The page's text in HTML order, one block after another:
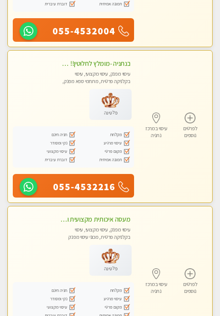
תמונה אמיתית
דוברת עיברית
055-4532004
לפרטים
נוספים
עיסוי במרכז
נתניה
בנתניה -מומלץ לחלוטין!! כל סוגי העיסויים מעסה מקצועית ואיכותית פרטי!!!
עיסוי מפנק, עיסוי מקצועי, עיסוי
בקלניקה פרטית, מתחמי ספא מפנק,
פלטינה
מקלחת
חניה חינם
עיסוי מרגיע
נקי ומסודר
מקום פרטי
עיסוי מקצועי
תמונה אמיתית
דוברת עיברית
055-4532216
לפרטים
נוספים
עיסוי במרכז
נתניה
מעסה איכותית מקצועית ומפנקת מאוד בנתניה
עיסוי מפנק, עיסוי מקצועי, עיסוי
בקלניקה פרטית, מכוני עיסוי מפנק
פלטינה
מקלחת
חניה חינם
עיסוי מרגיע
נקי ומסודר
מקום פרטי
עיסוי מקצועי